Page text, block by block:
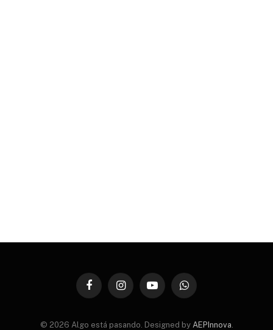
FacebookInstagramYouTubeWhatsApp
© 2026 Algo está pasando. Designed by AEPInnova.